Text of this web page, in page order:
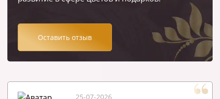
Оставить отзыв
25-07-2026